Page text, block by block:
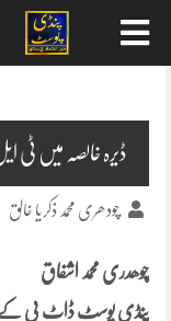
ڈیرہ خالصہ میں ٹی
چودھری محمد ذکریا خالق
چوھدری محمد اشفاق
پنڈی پوسٹ ڈاٹ پی کے